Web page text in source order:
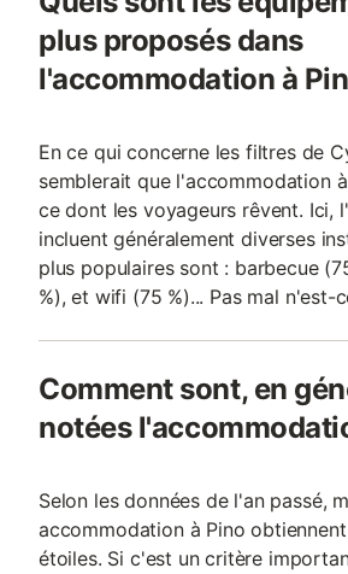
plus proposés dans
l'accommodation à
En ce qui concerne les filtres de
semblerait que l'accommodation
ce dont les voyageurs rêvent. Ici,
incluent généralement diverses
plus populaires sont : barbecue
%), et wifi (75 %)... Pas mal n'est-
Comment sont, en
notées
Selon les données de l'an passé,
accommodation à Pino
étoiles. Si c'est un critère